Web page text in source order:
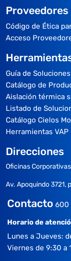
Proveedores
Código de Ética
Acceso
Guía de
Catálogo de
Aislación térmica
Listado de
Catálogo Cielos
Herramientas VAP
Direcciones
Oficinas
Av. Apoquindo 3721,
Contacto 600
Horario de
Lunes a Jueves:
Viernes de 9:30 a